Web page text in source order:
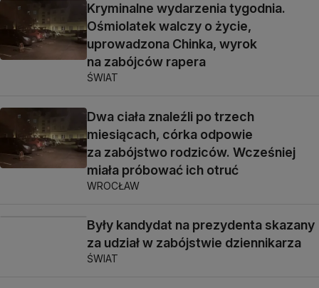
Kryminalne wydarzenia tygodnia.
Ośmiolatek walczy o życie,
uprowadzona Chinka, wyrok
na zabójców rapera
ŚWIAT
Dwa ciała znaleźli po trzech
miesiącach, córka odpowie
za zabójstwo rodziców. Wcześniej
miała próbować ich otruć
WROCŁAW
Były kandydat na prezydenta skazany
za udział w zabójstwie dziennikarza
ŚWIAT